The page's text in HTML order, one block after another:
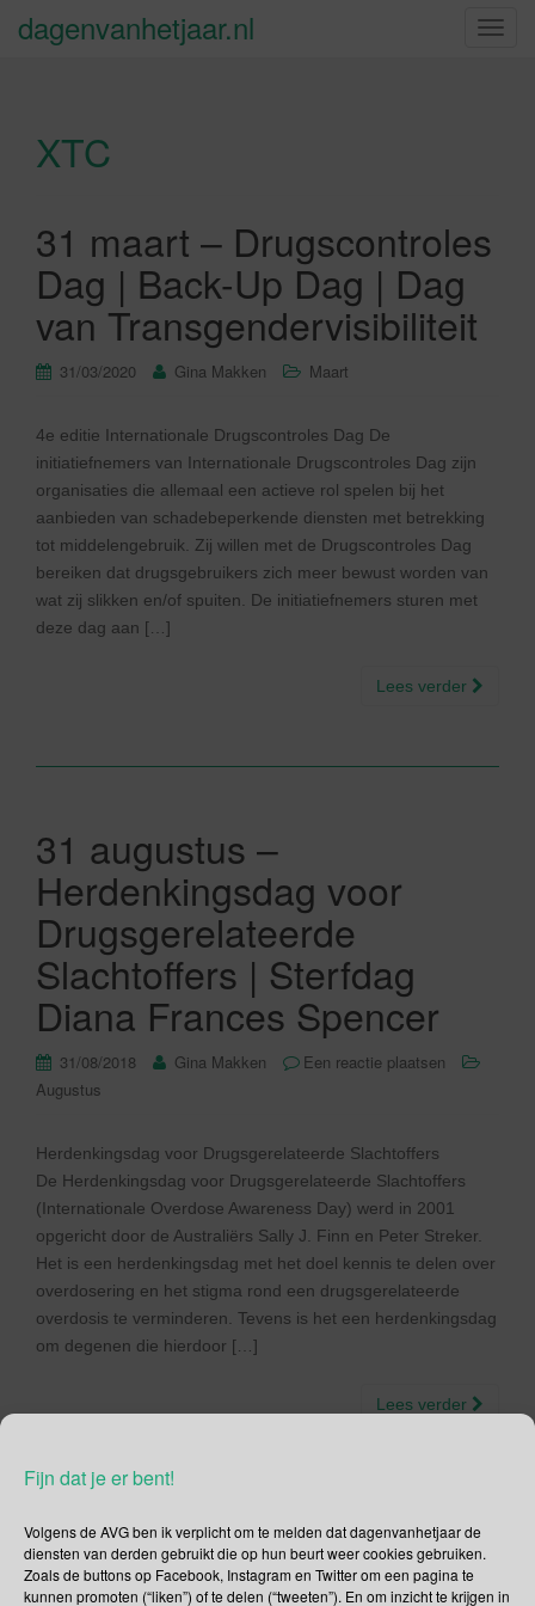
Fijn dat je er bent!
Volgens de AVG ben ik verplicht om te melden dat dagenvanhetjaar de
diensten van derden gebruikt die op hun beurt weer cookies gebruiken.
Zoals de buttons op Facebook, Instagram en Twitter om een pagina te
kunnen promoten (“liken”) of te delen (“tweeten”). En om inzicht te krijgen in
S
a
dagenvanhetjaar.nl
XTC
31 maart – Drugscontroles
Dag | Back-Up Dag | Dag
van Transgendervisibiliteit
31/03/2020 Gina Makken Maart
4e editie Internationale Drugscontroles Dag De
initiatiefnemers van Internationale Drugscontroles Dag zijn
organisaties die allemaal een actieve rol spelen bij het
aanbieden van schadebeperkende diensten met betrekking
tot middelengebruik. Zij willen met de Drugscontroles Dag
bereiken dat drugsgebruikers zich meer bewust worden van
wat zij slikken en/of spuiten. De initiatiefnemers sturen met
deze dag aan […]
Lees verder
31 augustus –
Herdenkingsdag voor
Drugsgerelateerde
Slachtoffers | Sterfdag
Diana Frances Spencer
31/08/2018 Gina Makken
Een reactie plaatsen
Augustus
Herdenkingsdag voor Drugsgerelateerde Slachtoffers
De Herdenkingsdag voor Drugsgerelateerde Slachtoffers
(Internationale Overdose Awareness Day) werd in 2001
opgericht door de Australiërs Sally J. Finn en Peter Streker.
Het is een herdenkingsdag met het doel kennis te delen over
overdosering en het stigma rond een drugsgerelateerde
overdosis te verminderen. Tevens is het een herdenkingsdag
om degenen die hierdoor […]
Lees verder
31 augustus –